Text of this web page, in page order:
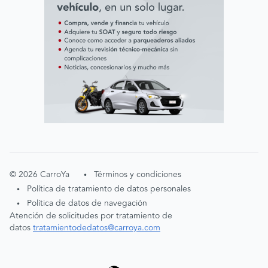
©2026 CarroYa • Términos y condiciones
• Política de tratamiento de datos personales
•
Política de datos de navegación
Atención de solicitudes por tratamiento de
datostratamientodedatos@carroya.com